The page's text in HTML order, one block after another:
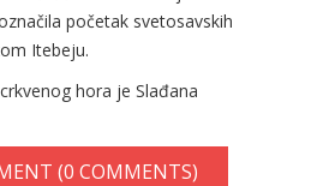
početak svetosavskih
Itebeju.
hora je Slađana
(0 COMMENTS)